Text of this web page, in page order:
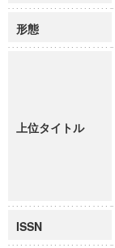
形態
上位タイトル
ISSN